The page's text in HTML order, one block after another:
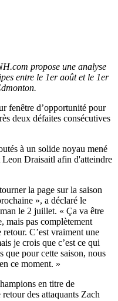
propose une analyse
entre le 1er août et le 1er
fenêtre d’opportunité pour
deux défaites consécutives
à un solide noyau mené
Draisaitl afin d'atteindre
la page sur la saison
», a déclaré le
le 2 juillet. « Ça va être
mais pas complètement
C’est vraiment une
je crois que c’est ce qui
que pour cette saison, nous
ce moment. »
en titre de
des attaquants Zach